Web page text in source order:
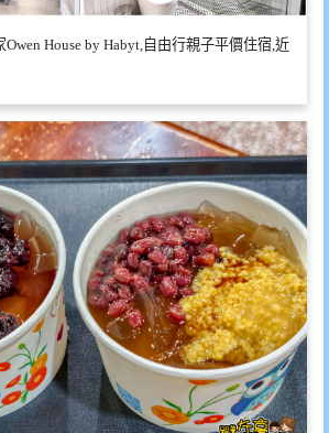
House by Habyt,自由行親子平價住宿,近